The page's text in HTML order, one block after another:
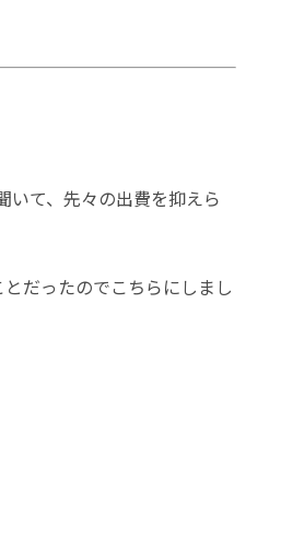
いて、先々の出費を抑えら
だったのでこちらにしまし